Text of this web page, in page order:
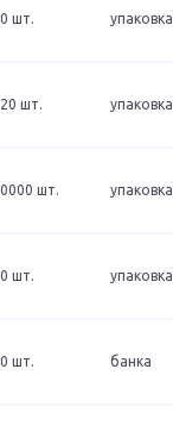
шт. упаковка
шт. упаковка
шт. упаковка
шт. упаковка
шт. банка